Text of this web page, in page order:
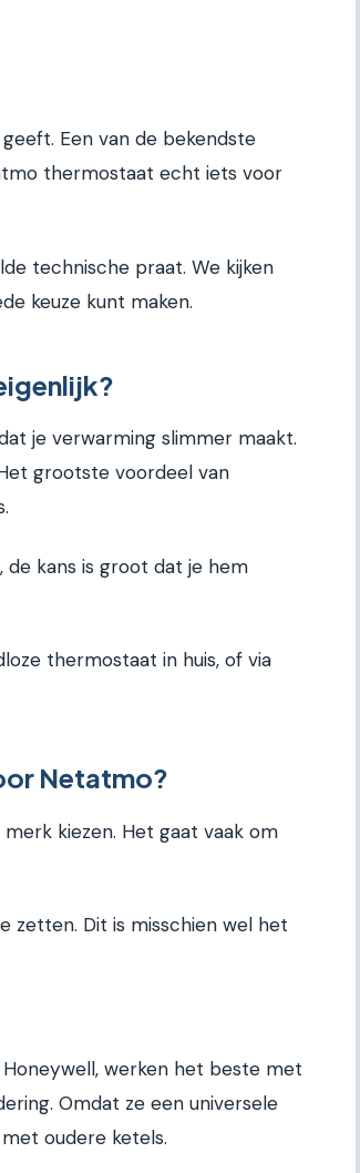
Een van de bekendste
thermostaat echt iets voor
technische praat. We kijken
keuze kunt maken.
je verwarming slimmer maakt.
grootste voordeel van
kans is groot dat je hem
thermostaat in huis, of via
Netatmo?
kiezen. Het gaat vaak om
zetten. Dit is misschien wel het
werken het beste met
Omdat ze een universele
oudere ketels.